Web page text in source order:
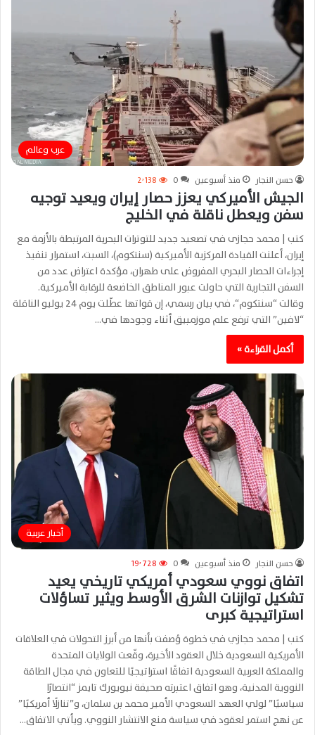
عرب وعالم
حسن النجار منذ أسبوعين 0 2٬138
الجيش الأميركي يعزز حصار إيران ويعيد توجيه
سفن ويعطل ناقلة في الخليج
كتب | محمد حجازى في تصعيد جديد للتوترات البحرية المرتبطة بالأزمة مع
إيران، أعلنت القيادة المركزية الأميركية (سنتكوم)، السبت، استمرار تنفيذ
إجراءات الحصار البحري المفروض على طهران، مؤكدة اعتراض عدد من
السفن التجارية التي حاولت عبور المناطق الخاضعة للرقابة الأميركية.
وقالت “سنتكوم“، في بيان رسمي، إن قواتها عطّلت يوم 24 يوليو الناقلة
“لافين” التي ترفع علم موزمبيق أثناء وجودها في…
أكمل القراءة »
أخبار عربية
حسن النجار منذ أسبوعين 0 19٬728
اتفاق نووي سعودي أمريكي تاريخي يعيد
تشكيل توازنات الشرق الأوسط ويثير تساؤلات
استراتيجية كبرى
كتب | محمد حجازي في خطوة وُصفت بأنها من أبرز التحولات في العلاقات
الأمريكية السعودية خلال العقود الأخيرة، وقّعت الولايات المتحدة
والمملكة العربية السعودية اتفاقًا استراتيجيًا للتعاون في مجال الطاقة
النووية المدنية، وهو اتفاق اعتبرته صحيفة نيويورك تايمز “انتصارًا
سياسيًا” لولي العهد السعودي الأمير محمد بن سلمان، و”تنازلًا أمريكيًا”
عن نهج استمر لعقود في سياسة منع الانتشار النووي. ويأتي الاتفاق…